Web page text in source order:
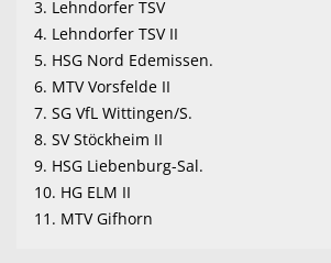
3. Lehndorfer TSV
4. Lehndorfer TSV II
5. HSG Nord Edemissen.
6. MTV Vorsfelde II
7. SG VfL Wittingen/S.
8. SV Stöckheim II
9. HSG Liebenburg-Sal.
10. HG ELM II
11. MTV Gifhorn